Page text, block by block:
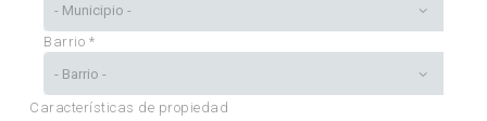
Barrio *
Características de propiedad